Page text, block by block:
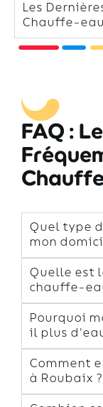
Les
Chauffe-eau
FAQ :
Quel type
mon
Quelle est
chauffe-
Pourquoi
il plus
Comment
à Roubaix ?